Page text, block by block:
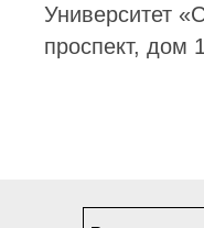
Университет
проспект, дом 1